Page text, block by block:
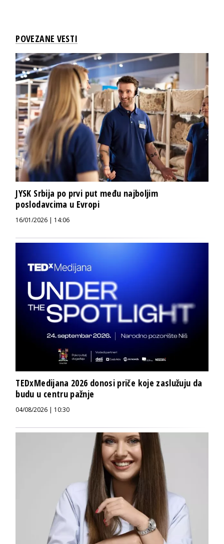
POVEZANE VESTI
JYSK Srbija po prvi put među najboljim
poslodavcima u Evropi
16/01/2026 | 14:06
TEDxMedijana 2026 donosi priče koje zaslužuju da
budu u centru pažnje
04/08/2026 | 10:30